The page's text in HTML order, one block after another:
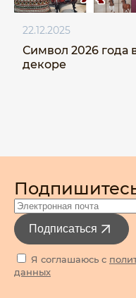
22.12.2025
Символ 2026 года
декоре
Подписаться
Я соглашаюсь с
данных